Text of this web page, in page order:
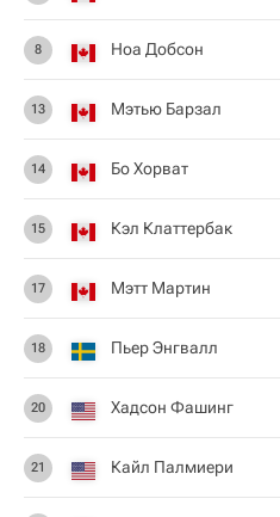
8 Ноа Добсон
13 Мэтью Барзал
14 Бо Хорват
15 Кэл Клаттербак
17 Мэтт Мартин
18 Пьер Энгвалл
20 Хадсон Фашинг
21 Кайл Палмиери